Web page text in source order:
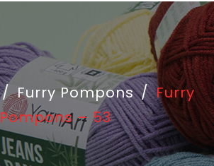
/ Furry Pompons / Furry
Pompons – 53